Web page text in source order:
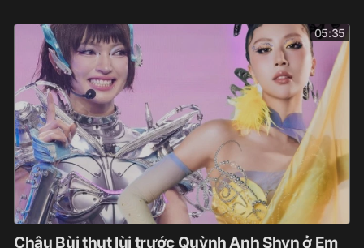
05:35
Châu Bùi thụt lùi trước Quỳnh Anh Shyn ở Em